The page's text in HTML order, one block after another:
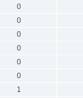
0
0
0
0
0
0
1